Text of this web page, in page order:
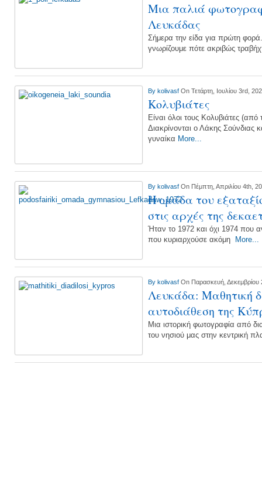
Μια παλιά
Λευκάδας
Σήμερα την είδα για πρώτη
γνωρίζουμε πότε ακριβώς
By kolivasf On Τετάρτη, Ιουλίου 3rd,
Κολυβιάτες
Είναι όλοι τους Κολυβιάτες
Διακρίνονται ο Λάκης Σούνδιας
γυναίκα More...
By kolivasf On Πέμπτη, Απριλίου 4th,
Η ομάδα του
στις αρχές της
Ήταν το 1972 και όχι 1974 που
που κυριαρχούσε ακόμη
More...
By kolivasf On Παρασκευή, Δεκεμβρίου
Λευκάδα: Μαθητική
αυτοδιάθεση της
Μια ιστορική φωτογραφία από
του νησιού μας στην κεντρική